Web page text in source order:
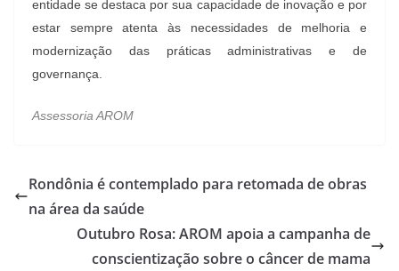
entidade se destaca por sua capacidade de inovação e por
estar sempre atenta às necessidades de melhoria e
modernização das práticas administrativas e de
governança.
Assessoria AROM
Rondônia é contemplado para retomada de obras
na área da saúde
Outubro Rosa: AROM apoia a campanha de
conscientização sobre o câncer de mama